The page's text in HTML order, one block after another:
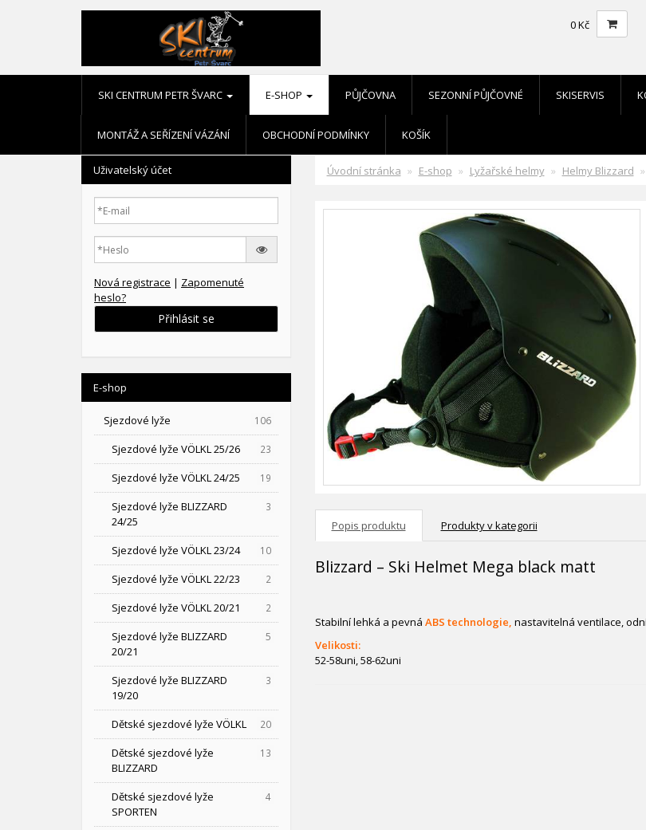
0 Kč
SKI CENTRUM PETR ŠVARC E-SHOP PŮJČOVNA SEZONNÍ PŮJČOVNÉ SKISERVIS
MONTÁŽ A SEŘÍZENÍ VÁZÁNÍ OBCHODNÍ PODMÍNKY KOŠÍK
Úvodní stránka E-shop Lyžařské helmy Helmy Blizzard
Popis produktu Produkty v kategorii
Blizzard – Ski Helmet Mega black matt
Stabilní lehká a pevná ABS technologie, nastavitelná ventilace,
Velikosti:
52-58uni, 58-62uni
Uživatelský účet
Nová registrace | Zapomenuté
heslo?
Přihlásit se
E-shop
Sjezdové lyže 106
Sjezdové lyže VÖLKL 25/26 23
Sjezdové lyže VÖLKL 24/25 19
Sjezdové lyže BLIZZARD
24/25
3
Sjezdové lyže VÖLKL 23/24 10
Sjezdové lyže VÖLKL 22/23 2
Sjezdové lyže VÖLKL 20/21 2
Sjezdové lyže BLIZZARD
20/21
5
Sjezdové lyže BLIZZARD
19/20
3
Dětské sjezdové lyže VÖLKL 20
Dětské sjezdové lyže
BLIZZARD
13
Dětské sjezdové lyže
SPORTEN
4